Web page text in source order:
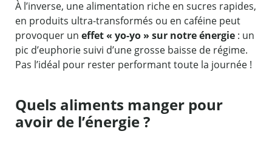
À l’inverse, une alimentation riche en sucres rapides,
en produits ultra-transformés ou en caféine peut
provoquer un effet « yo-yo » sur notre énergie : un
pic d’euphorie suivi d’une grosse baisse de régime.
Pas l’idéal pour rester performant toute la journée !
Quels aliments manger pour
avoir de l’énergie ?